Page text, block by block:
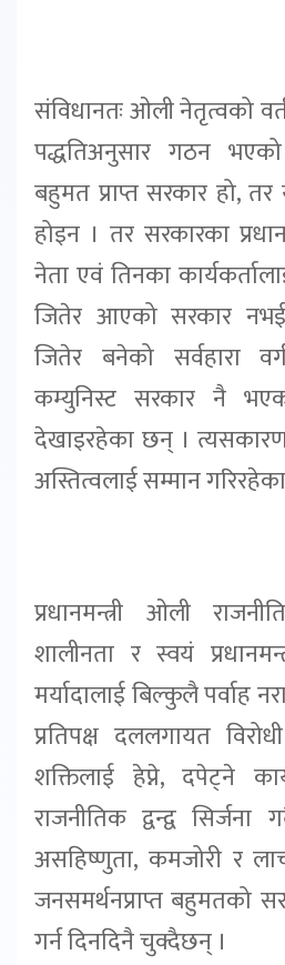
संविधानतः ओली नेतृत्वको
पद्धतिअनुसार गठन भएको
बहुमत प्राप्त सरकार हो,
होइन । तर सरकारका
नेता एवं तिनका
जितेर आएको सरकार नभई
जितेर बनेको सर्वहारा
कम्युनिस्ट सरकार नै
देखाइरहेका छन् । त्यसकारण
अस्तित्वलाई सम्मान
प्रधानमन्त्री ओली
शालीनता र स्वयं
मर्यादालाई बिल्कुलै पर्वाह
प्रतिपक्ष दललगायत
शक्तिलाई हेप्ने, दपेट्ने
राजनीतिक द्वन्द्व
असहिष्णुता, कमजोरी र
जनसमर्थनप्राप्त बहुमतको
गर्न दिनदिनै चुक्दैछन् ।